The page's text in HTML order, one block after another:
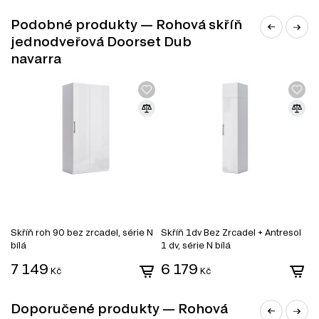
DTD (dřevotřísková deska) je jedním z nejrozšířenějších
dřevních třísek pod vysokým tlakem s přidáním
materiálem pro výrobu korpusového nábytku, čelních
Podobné produkty — Rohová skříň
jednodveřová Doorset Dub
navarra
Skříň roh 90 bez zrcadel, série N
bílá
7 149 Kč
Skříň 1dv Bez Zrcadel + Antresol
1 dv, série N bílá
6 179 Kč
Doporučené produkty — Rohová